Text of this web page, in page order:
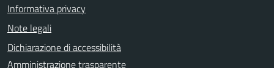
Informativa privacy
Note legali
Dichiarazione di accessibilità
Amministrazione trasparente